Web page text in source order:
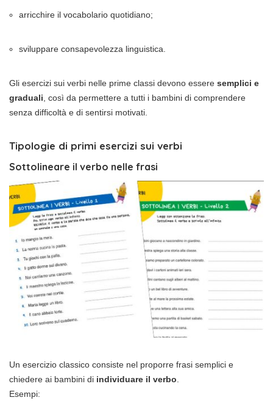
arricchire il vocabolario quotidiano;
sviluppare consapevolezza linguistica.
Gli esercizi sui verbi nelle prime classi devono essere semplici e
graduali , così da permettere a tutti i bambini di comprendere
senza difficoltà e di sentirsi motivati.
Tipologie di primi esercizi sui verbi
Sottolineare il verbo nelle frasi
Un esercizio classico consiste nel proporre frasi semplici e
chiedere ai bambini di individuare il verbo
Esempi: